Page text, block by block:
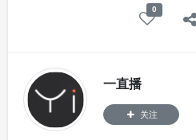
0
一直播
关注